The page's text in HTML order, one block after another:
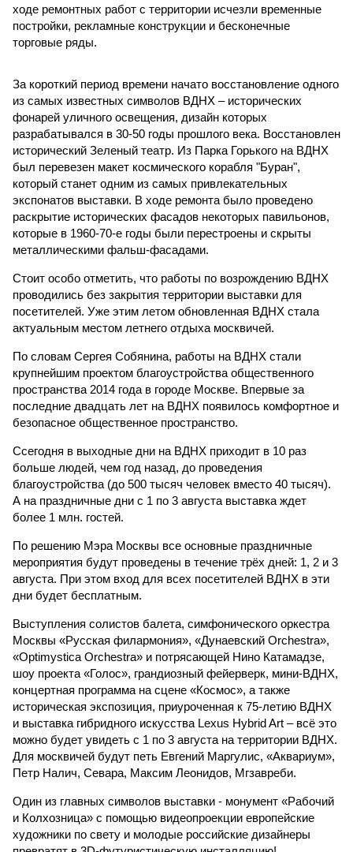
ходе ремонтных работ с территории исчезли временные
постройки, рекламные конструкции и бесконечные
торговые ряды.
За короткий период времени начато восстановление одного
из самых известных символов ВДНХ – исторических
фонарей уличного освещения, дизайн которых
разрабатывался в 30-50 годы прошлого века. Восстановлен
исторический Зеленый театр. Из Парка Горького на ВДНХ
был перевезен макет космического корабля "Буран",
который станет одним из самых привлекательных
экспонатов выставки. В ходе ремонта было проведено
раскрытие исторических фасадов некоторых павильонов,
которые в 1960-70-е годы были перестроены и скрыты
металлическими фальш-фасадами.
Стоит особо отметить, что работы по возрождению ВДНХ
проводились без закрытия территории выставки для
посетителей. Уже этим летом обновленная ВДНХ стала
актуальным местом летнего отдыха москвичей.
По словам Сергея Собянина, работы на ВДНХ стали
крупнейшим проектом благоустройства общественного
пространства 2014 года в городе Москве. Впервые за
последние двадцать лет на ВДНХ появилось комфортное и
безопасное общественное пространство.
Ссегодня в выходные дни на ВДНХ приходит в 10 раз
больше людей, чем год назад, до проведения
благоустройства (до 500 тысяч человек вместо 40 тысяч).
А на праздничные дни с 1 по 3 августа выставка ждет
более 1 млн. гостей.
По решению Мэра Москвы все основные праздничные
мероприятия будут проведены в течение трёх дней: 1, 2 и 3
августа. При этом вход для всех посетителей ВДНХ в эти
дни будет бесплатным.
Выступления солистов балета, симфонического оркестра
Москвы «Русская филармония», «Дунаевский Orchestra»,
«Optimystica Orchestra» и потрясающей Нино Катамадзе,
шоу проекта «Голос», грандиозный фейерверк, мини-ВДНХ,
концертная программа на сцене «Космос», а также
историческая экспозиция, приуроченная к 75-летию ВДНХ
и выставка гибридного искусства Lexus Hybrid Art – всё это
можно будет увидеть с 1 по 3 августа на территории ВДНХ.
Для москвичей будут петь Евгений Маргулис, «Аквариум»,
Петр Налич, Севара, Максим Леонидов, Мгзавреби.
Один из главных символов выставки - монумент «Рабочий
и Колхозница» с помощью видеопроекции европейские
художники по свету и молодые российские дизайнеры